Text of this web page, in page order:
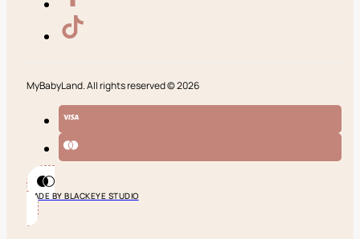
MyBabyLand. All rights reserved © 2026
MADE BY BLACKEYE STUDIO